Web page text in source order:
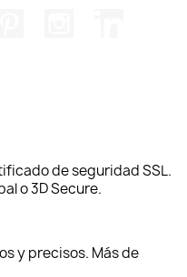
de seguridad SSL.
o 3D Secure.
y precisos. Más de